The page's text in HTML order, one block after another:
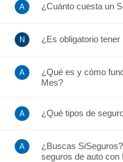
¿Cuánto cuesta un
¿Es obligatorio
¿Qué es y cómo
Mes?
¿Qué tipos de
¿Buscas
seguros de auto con